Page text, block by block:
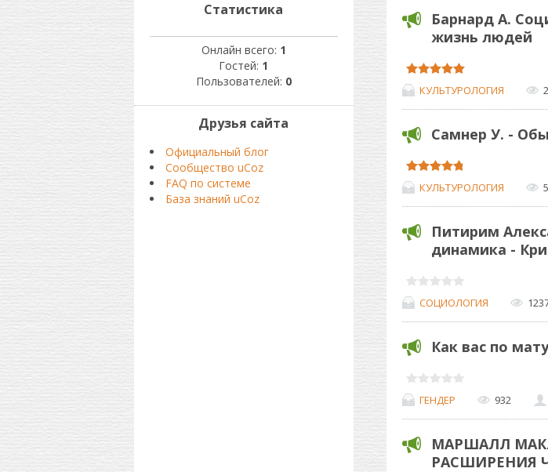
Барнард А.
жизнь людей
КУЛЬТУРОЛОГИЯ
Самнер У. -
КУЛЬТУРОЛОГИЯ
Питирим
динамика -
СОЦИОЛОГИЯ
Как вас по
ГЕНДЕР 932
МАРШАЛЛ
РАСШИРЕНИЯ
Статистика
Онлайн всего: 1
Гостей: 1
Пользователей: 0
Друзья сайта
Официальный блог
Сообщество uCoz
FAQ по системе
База знаний uCoz